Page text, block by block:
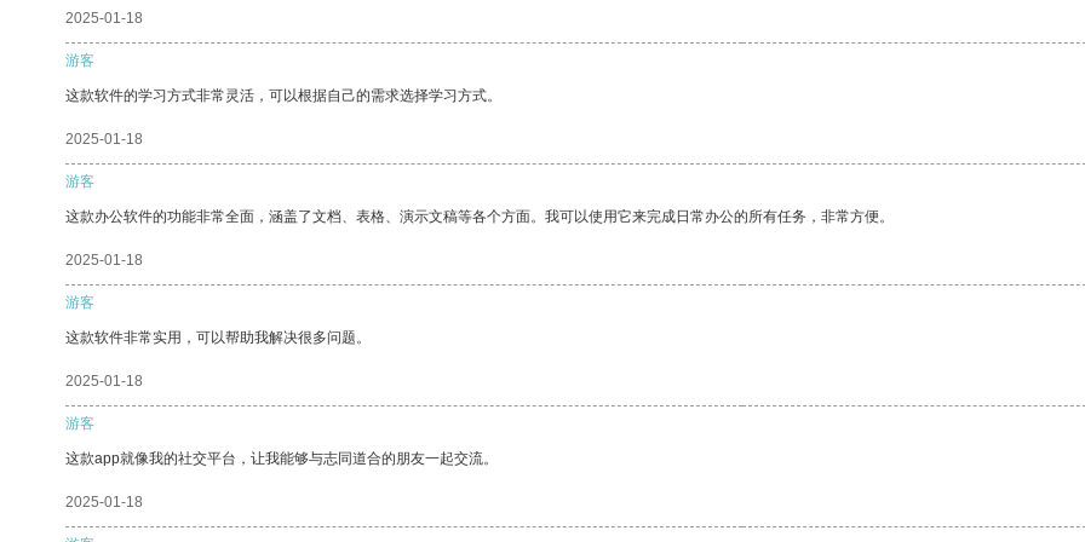
2025-01-18
游客
这款软件的学习方式非常灵活，可以根据自己的需求选择学习方式。
2025-01-18
游客
这款办公软件的功能非常全面，涵盖了文档、表格、演示文稿等各个方面。我可以使用它来完成日常办公的所有任务，非常方便。
2025-01-18
游客
这款软件非常实用，可以帮助我解决很多问题。
2025-01-18
游客
这款app就像我的社交平台，让我能够与志同道合的朋友一起交流。
2025-01-18